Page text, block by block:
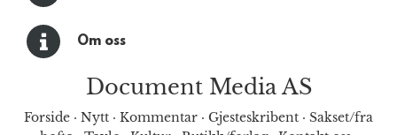
Om oss
Document Media AS
Forside · Nytt · Kommentar · Gjesteskribent · Sakset/fra